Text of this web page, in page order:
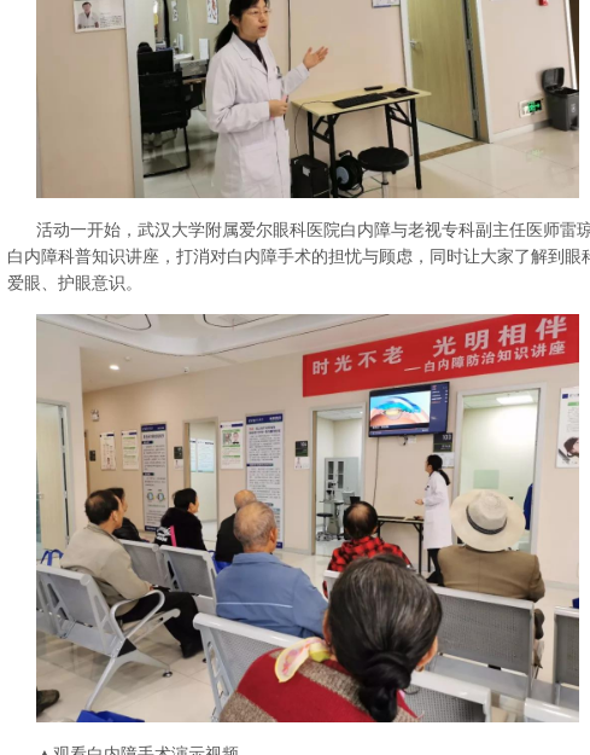
活动一开始，武汉大学附属爱尔眼科医院白内障与老视专科副主任医师雷
白内障科普知识讲座，打消对白内障手术的担忧与顾虑，同时让大家了解到眼
爱眼、护眼意识。